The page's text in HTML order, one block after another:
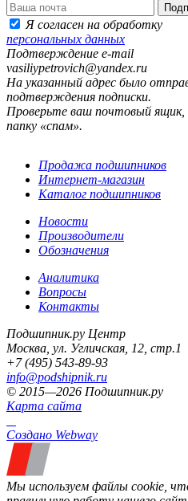
Я согласен на обработку
персональных данных
Подтверждение e-mail
vasiliypetrovich@yandex.ru
На указанный адрес было
подтверждения подписки.
Проверьте ваш почтовый ящик,
папку «спам».
Продажа подшипников
Интернет-магазин
Каталог подшипников
Новости
Производители
Обозначения
Аналитика
Вопросы
Контакты
Подшипник.ру Центр
Москва, ул. Угличская, 12, стр.1
+7 (495) 543-89-93
info@podshipnik.ru
© 2015—2026 Подшипник.ру
Карта сайта
Создано Webway
Мы используем файлы cookie,